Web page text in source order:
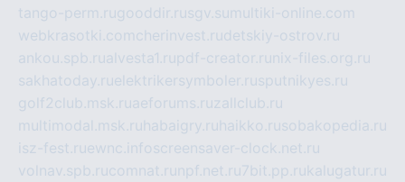
tango-perm.rugooddir.rusgv.su multiki-online.com
webkrasotki.comcherinvest.rudetskiy-ostrov.ru
ankou.spb.rualvesta1.rupdf-creator.ru nix-files.org.ru
sakhatoday.ruelektrikersymboler.rusputnikyes.ru
golf2club.msk.ruaeforums.ruzallclub.ru
multimodal.msk.ru habaigry.ru haikko.rusobakopedia.ru
isz-fest.ruewnc.infoscreensaver-clock.net.ru
volnav.spb.rucomnat.ru npf.net.ru 7bit.pp.rukalugatur.ru